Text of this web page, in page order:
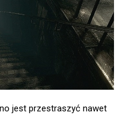
jest przestraszyć nawet